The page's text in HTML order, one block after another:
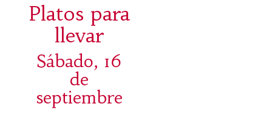
Platos para
llevar
Sábado, 16
de
septiembre